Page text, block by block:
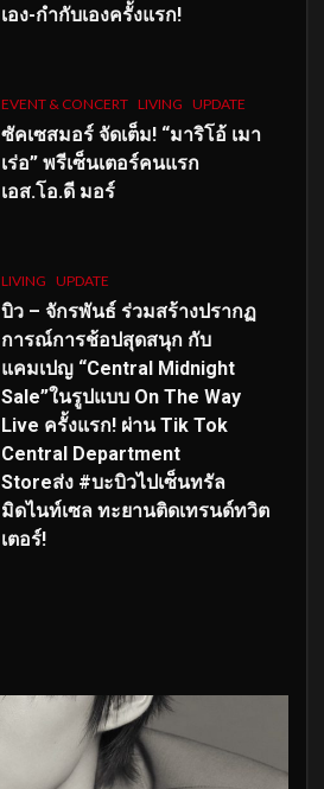
เอง-กำกับเองครั้งแรก!
EVENT & CONCERT LIVING UPDATE
ซัคเซสมอร์ จัดเต็ม! “มาริโอ้ เมา
เร่อ” พรีเซ็นเตอร์คนแรก
เอส.โอ.ดี มอร์
LIVING UPDATE
บิว – จักรพันธ์ ร่วมสร้างปรากฏ
การณ์การช้อปสุดสนุก กับ
แคมเปญ “Central Midnight
Sale”ในรูปแบบ On The Way
Live ครั้งแรก! ผ่าน Tik Tok
Central Department
Storeส่ง #บะบิวไปเซ็นทรัล
มิดไนท์เซล ทะยานติดเทรนด์ทวิต
เตอร์!